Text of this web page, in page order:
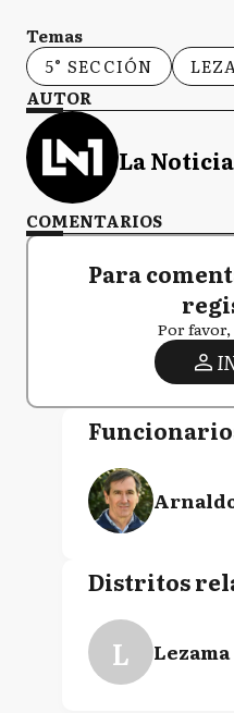
Temas
5° SECCIÓN
AUTOR
La Noticia
COMENTARIOS
Para
Por
Distritos
L Lezama